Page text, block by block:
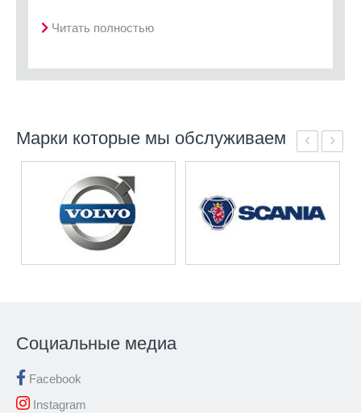
Читать полностью
Марки которые мы обслуживаем ‹ ›
Социальные медиа
Facebook
Instagram